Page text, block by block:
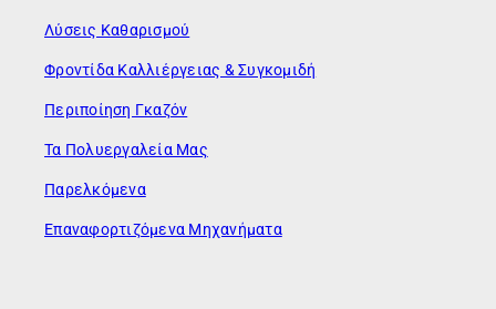
Λύσεις Καθαρισμού
Φροντίδα Καλλιέργειας & Συγκομιδή
Περιποίηση Γκαζόν
Τα Πολυεργαλεία Μας
Παρελκόμενα
Επαναφορτιζόμενα Μηχανήματα